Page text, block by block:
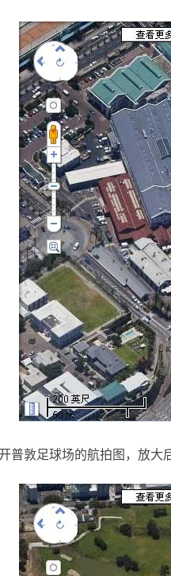
敦足球场的航拍图，放大后